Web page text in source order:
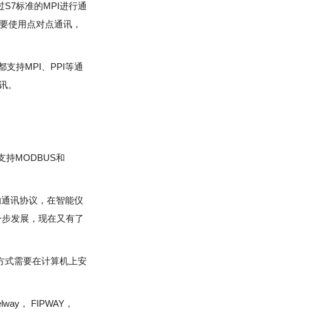
S7标准的MPI进行通
使用点对点通讯，
支持MPI、PPI等通
。
持MODBUS和
讯协议，在智能仪
发展，现在又有了
式需要在计算机上安
， FIPWAY，